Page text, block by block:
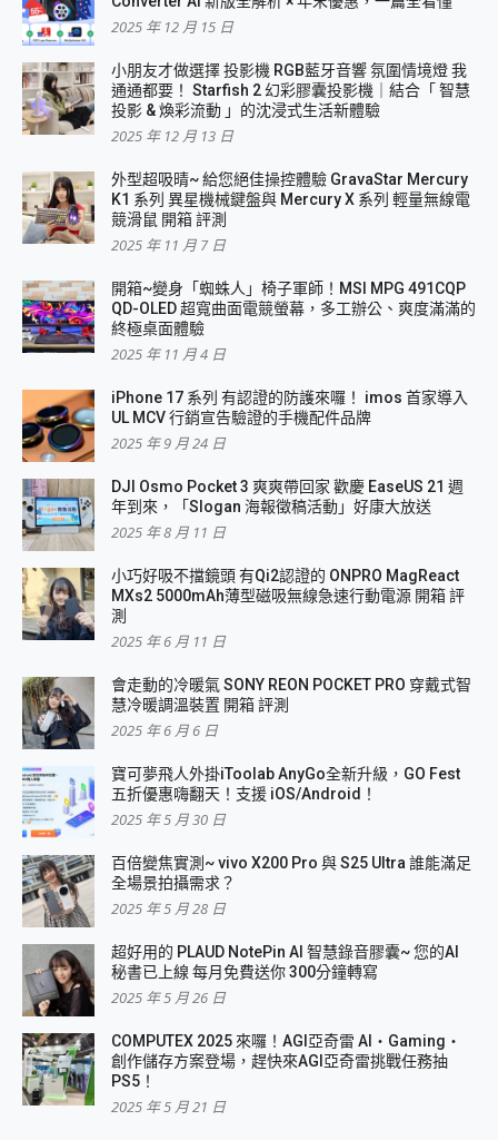
2025 年 12 月 15 日
小朋友才做選擇 投影機 RGB藍牙音響 氛圍情境燈 我
通通都要！ Starfish 2 幻彩膠囊投影機｜結合「 智慧
投影 & 煥彩流動 」的沈浸式生活新體驗
2025 年 12 月 13 日
外型超吸晴~ 給您絕佳操控體驗 GravaStar Mercury
K1 系列 異星機械鍵盤與 Mercury X 系列 輕量無線電
競滑鼠 開箱 評測
2025 年 11 月 7 日
開箱~變身「蜘蛛人」椅子軍師！MSI MPG 491CQP
QD-OLED 超寬曲面電競螢幕，多工辦公、爽度滿滿的
終極桌面體驗
2025 年 11 月 4 日
iPhone 17 系列 有認證的防護來囉！ imos 首家導入
UL MCV 行銷宣告驗證的手機配件品牌
2025 年 9 月 24 日
DJI Osmo Pocket 3 爽爽帶回家 歡慶 EaseUS 21 週
年到來，「Slogan 海報徵稿活動」好康大放送
2025 年 8 月 11 日
小巧好吸不擋鏡頭 有Qi2認證的 ONPRO MagReact
MXs2 5000mAh薄型磁吸無線急速行動電源 開箱 評
測
2025 年 6 月 11 日
會走動的冷暖氣 SONY REON POCKET PRO 穿戴式智
慧冷暖調溫裝置 開箱 評測
2025 年 6 月 6 日
寶可夢飛人外掛iToolab AnyGo全新升級，GO Fest
五折優惠嗨翻天！支援 iOS/Android！
2025 年 5 月 30 日
百倍變焦實測~ vivo X200 Pro 與 S25 Ultra 誰能滿足
全場景拍攝需求？
2025 年 5 月 28 日
超好用的 PLAUD NotePin AI 智慧錄音膠囊~ 您的AI
秘書已上線 每月免費送你 300分鐘轉寫
2025 年 5 月 26 日
COMPUTEX 2025 來囉！AGI亞奇雷 AI・Gaming・
創作儲存方案登場，趕快來AGI亞奇雷挑戰任務抽
PS5！
2025 年 5 月 21 日